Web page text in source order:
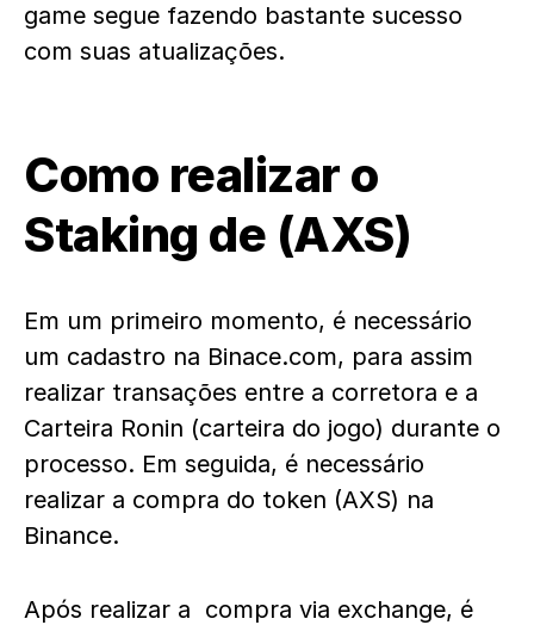
game segue fazendo bastante sucesso
com suas atualizações.
Como realizar o
Staking de (AXS)
Em um primeiro momento, é necessário
um cadastro na Binace.com, para assim
realizar transações entre a corretora e a
Carteira Ronin (carteira do jogo) durante o
processo. Em seguida, é necessário
realizar a compra do token (AXS) na
Binance.
Após realizar a compra via exchange, é